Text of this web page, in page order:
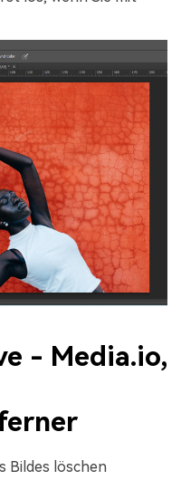
- Media.io,
Bildes löschen